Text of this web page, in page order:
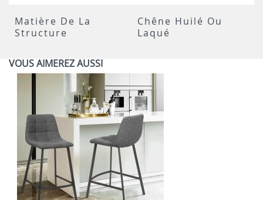
Matière De La
Structure
Chêne Huilé Ou
Laqué
VOUS AIMEREZ AUSSI